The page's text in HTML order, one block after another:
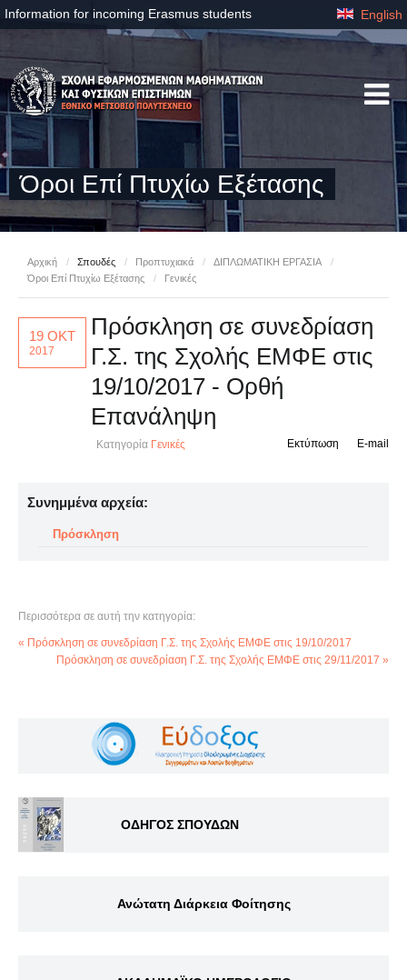
Information for incoming Erasmus students English
Όροι Επί Πτυχίω Εξέτασης
Αρχική / Σπουδές / Προπτυχιακά / ΔΙΠΛΩΜΑΤΙΚΗ ΕΡΓΑΣΙΑ
/
Όροι Επί Πτυχίω Εξέτασης
/ Γενικές
19 ΟΚΤ
2017
Πρόσκληση σε συνεδρίαση
Γ.Σ. της Σχολής ΕΜΦΕ στις
19/10/2017 - Ορθή
Επανάληψη
Κατηγορία Γενικές E-mail
Εκτύπωση
Συνημμένα αρχεία:
Πρόσκληση
Περισσότερα σε αυτή την κατηγορία:
« Πρόσκληση σε συνεδρίαση Γ.Σ. της Σχολής ΕΜΦΕ στις 19/10/2017
Πρόσκληση σε συνεδρίαση Γ.Σ. της Σχολής ΕΜΦΕ στις 29/11/2017 »
ΟΔΗΓΟΣ ΣΠΟΥΔΩΝ
Ανώτατη Διάρκεια Φοίτησης